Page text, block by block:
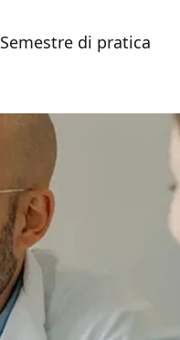
Semestre di pratica